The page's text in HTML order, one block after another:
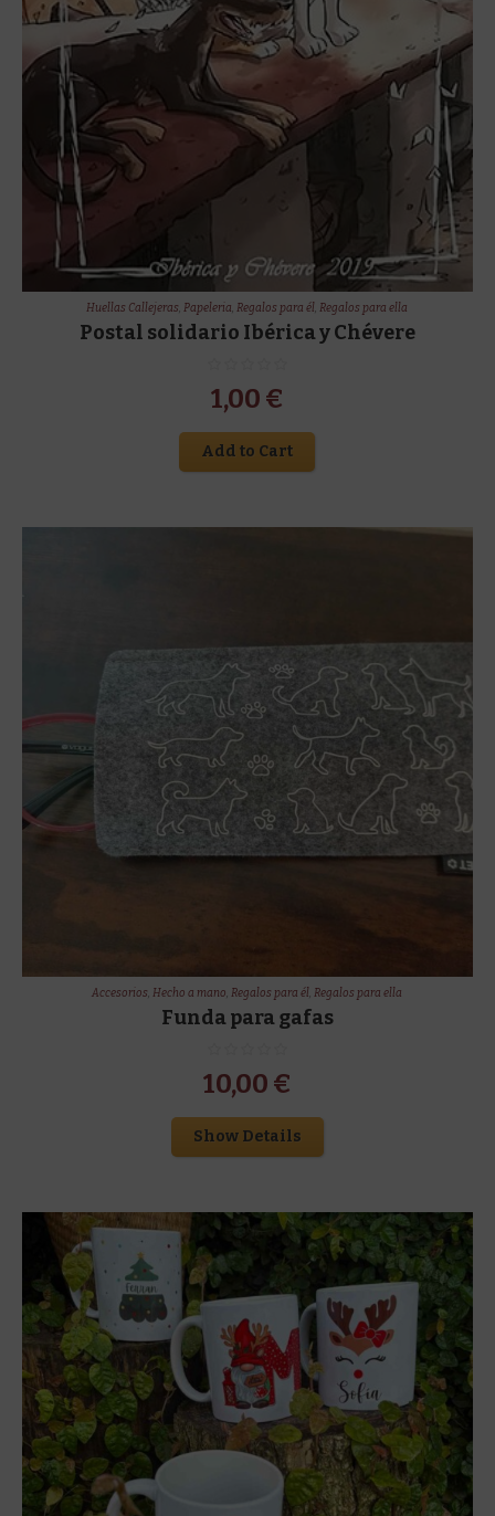
Huellas Callejeras,Papeleria,Regalos para él,Regalos para ella
Postal solidario Ibérica y Chévere
1,00 €
Add to Cart
Accesorios,Hecho a mano,Regalos para él,Regalos para ella
Funda para gafas
10,00 €
Show Details